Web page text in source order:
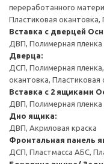
переработанного
Пластиковая окантовка,
Вставка с дверцей
ДВП, Полимерная пленка
Дверца:
ДСП, Полимерная
окантовка, Пластиковая
Вставка с 2 ящиками
ДВП, Полимерная пленка
Дно ящика:
ДВП, Акриловая краска
Фронтальная панель
ДСП, Пластмасса АБС,